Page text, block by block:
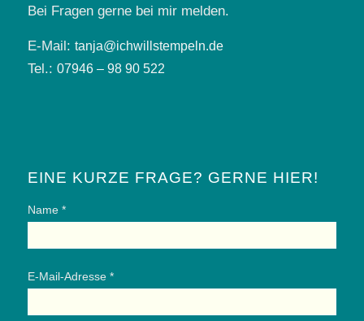
Bei Fragen gerne bei mir melden.
E-Mail: tanja@ichwillstempeln.de
Tel.: 07946 – 98 90 522
EINE KURZE FRAGE? GERNE HIER!
Name *
E-Mail-Adresse *